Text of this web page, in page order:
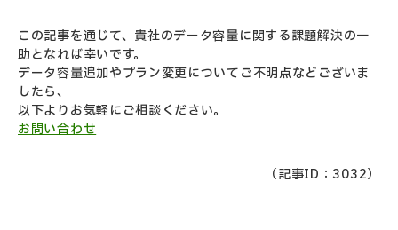
この記事を通じて、貴社のデータ容量に関する課題解決の一
助となれば幸いです。
データ容量追加やプラン変更についてご不明点などございま
したら、
以下よりお気軽にご相談ください。
お問い合わせ
（記事ID：3032）